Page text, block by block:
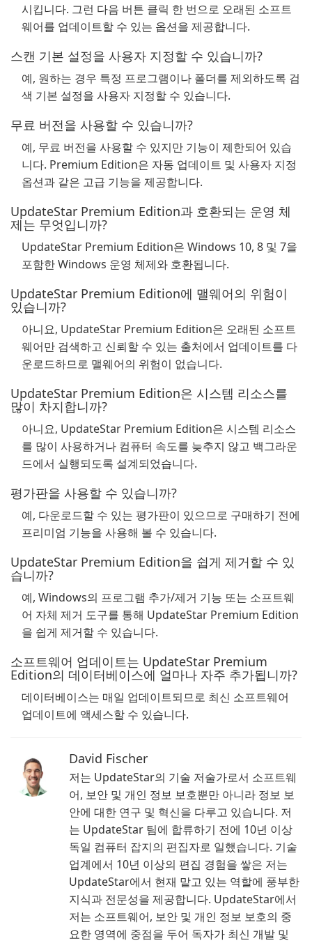
시킵니다. 그런 다음 버튼 클릭 한 번으로 오래된 소프트
웨어를 업데이트할 수 있는 옵션을 제공합니다.
스캔 기본 설정을 사용자 지정할 수 있습니까?
예, 원하는 경우 특정 프로그램이나 폴더를 제외하도록 검
색 기본 설정을 사용자 지정할 수 있습니다.
무료 버전을 사용할 수 있습니까?
예, 무료 버전을 사용할 수 있지만 기능이 제한되어 있습
니다. Premium Edition은 자동 업데이트 및 사용자 지정
옵션과 같은 고급 기능을 제공합니다.
UpdateStar Premium Edition과 호환되는 운영 체
제는 무엇입니까?
UpdateStar Premium Edition은 Windows 10, 8 및 7을
포함한 Windows 운영 체제와 호환됩니다.
UpdateStar Premium Edition에 맬웨어의 위험이
있습니까?
아니요, UpdateStar Premium Edition은 오래된 소프트
웨어만 검색하고 신뢰할 수 있는 출처에서 업데이트를 다
운로드하므로 맬웨어의 위험이 없습니다.
UpdateStar Premium Edition은 시스템 리소스를
많이 차지합니까?
아니요, UpdateStar Premium Edition은 시스템 리소스
를 많이 사용하거나 컴퓨터 속도를 늦추지 않고 백그라운
드에서 실행되도록 설계되었습니다.
평가판을 사용할 수 있습니까?
예, 다운로드할 수 있는 평가판이 있으므로 구매하기 전에
프리미엄 기능을 사용해 볼 수 있습니다.
UpdateStar Premium Edition을 쉽게 제거할 수 있
습니까?
예, Windows의 프로그램 추가/제거 기능 또는 소프트웨
어 자체 제거 도구를 통해 UpdateStar Premium Edition
을 쉽게 제거할 수 있습니다.
소프트웨어 업데이트는 UpdateStar Premium
Edition의 데이터베이스에 얼마나 자주 추가됩니까?
데이터베이스는 매일 업데이트되므로 최신 소프트웨어
업데이트에 액세스할 수 있습니다.
David Fischer
저는 UpdateStar의 기술 저술가로서 소프트웨
어, 보안 및 개인 정보 보호뿐만 아니라 정보 보
안에 대한 연구 및 혁신을 다루고 있습니다. 저
는 UpdateStar 팀에 합류하기 전에 10년 이상
독일 컴퓨터 잡지의 편집자로 일했습니다. 기술
업계에서 10년 이상의 편집 경험을 쌓은 저는
UpdateStar에서 현재 맡고 있는 역할에 풍부한
지식과 전문성을 제공합니다. UpdateStar에서
저는 소프트웨어, 보안 및 개인 정보 보호의 중
요한 영역에 중점을 두어 독자가 최신 개발 및